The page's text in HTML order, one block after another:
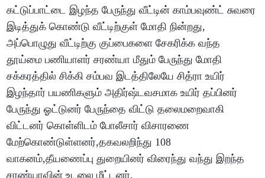
கட்டுப்பாட்டை இழந்த பேருந்து வீட்டின் காம்பவுண்ட் சுவரை
இடித்துக் கொண்டு வீட்டிற்குள் மோதி நின்றது,
அப்பொழுது வீட்டிற்கு குப்பைகளை சேகரிக்க வந்த
தூய்மை பணியாளர் சரண்யா மீதும் பேருந்து மோதி
சக்கரத்தில் சிக்கி சம்பவ இடத்திலேயே சித்ரா உயிர்
இழந்தார் பயணிகளும் அதிர்ஷ்டவசமாக உயிர் தப்பினர்
பேருந்து ஓட்டுனர் பேருந்தை விட்டு தலைமறைவாகி
விட்டனர் கொள்ளிடம் போலீசார் விசாரணை
மேற்கொண்டுள்ளனர்,தகவலறிந்து 108
வாகனம்,தீயணைப்பு துறையினர் விரைந்து வந்து இறந்த
சரண்யாவின் உடலை மீட்டனர்.